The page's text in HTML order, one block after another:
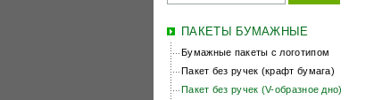
ПАКЕТЫ БУМАЖНЫЕ
Бумажные пакеты с логотипом
Пакет без ручек (крафт бумага)
Пакет без ручек (V-образное дно)